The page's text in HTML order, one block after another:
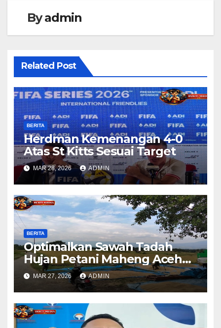
Byadmin
Related Post
BERITA
Herdman Kemenangan 4-0
Atas St Kitts Sesuai Target
MAR 28, 2026 ADMIN
BERITA
Optimalkan Sawah Tadah
Hujan Petani Maheng Aceh
Besar Dukung Swasembada
Pangan
MAR 27, 2026 ADMIN